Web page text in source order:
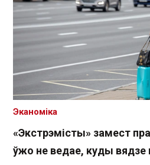
«Экстрэмісты» замест
ўжо не ведае, куды вядзе
Эканоміка